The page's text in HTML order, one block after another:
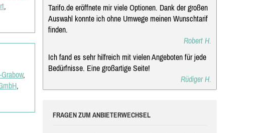
,
,
,
Tarifo.de eröffnete mir viele Optionen. Dank der großen
Auswahl konnte ich ohne Umwege meinen Wunschtarif
finden.
Robert H.
Ich fand es sehr hilfreich mit vielen Angeboten für jede
Bedürfnisse. Eine großartige Seite!
Rüdiger H.
FRAGEN ZUM ANBIETERWECHSEL